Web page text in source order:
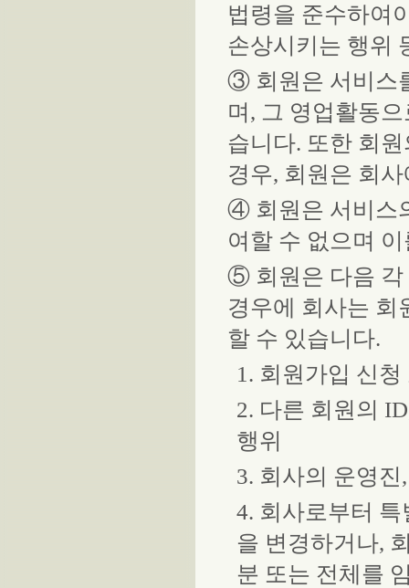
법령을 준수하여
손상시키는 행위
③ 회원은 서비스
며, 그 영업활동
습니다. 또한 회
경우, 회원은 회
④ 회원은 서비스
여할 수 없으며
⑤ 회원은 다음 각
경우에 회사는 회
할 수 있습니다.
1. 회원가입 신
2. 다른 회원의
행위
3. 회사의 운영
4. 회사로부터
을 변경하거나,
분 또는 전체를